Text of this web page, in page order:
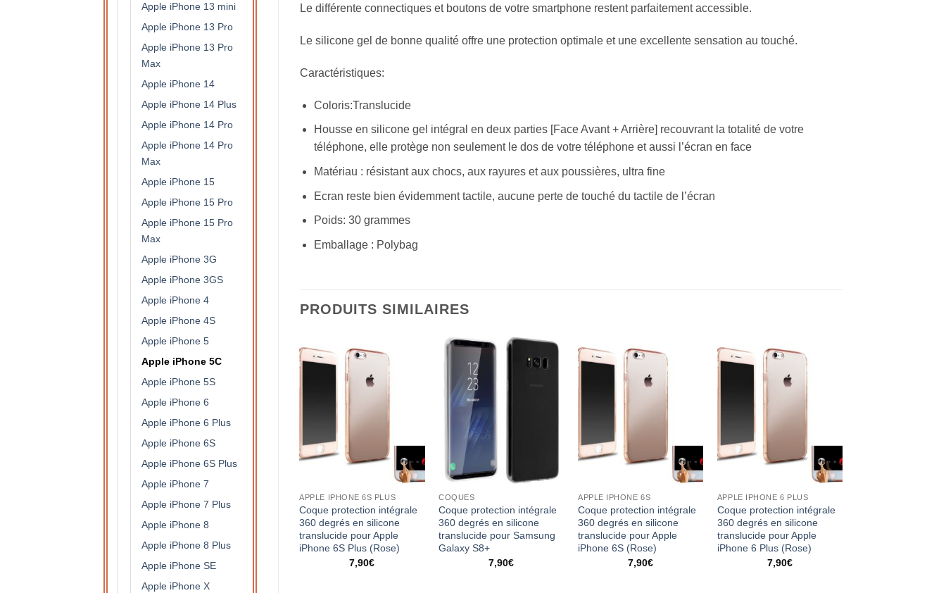
Apple iPhone 13 mini
Apple iPhone 13 Pro
Apple iPhone 13 Pro
Max
Apple iPhone 14
Apple iPhone 14 Plus
Apple iPhone 14 Pro
Apple iPhone 14 Pro
Max
Apple iPhone 15
Apple iPhone 15 Pro
Apple iPhone 15 Pro
Max
Apple iPhone 3G
Apple iPhone 3GS
Apple iPhone 4
Apple iPhone 4S
Apple iPhone 5
Apple iPhone 5C
Apple iPhone 5S
Apple iPhone 6
Apple iPhone 6 Plus
Apple iPhone 6S
Apple iPhone 6S Plus
Apple iPhone 7
Apple iPhone 7 Plus
Apple iPhone 8
Apple iPhone 8 Plus
Apple iPhone SE
Apple iPhone X
Le différente connectiques et boutons de votre smartphone restent parfaitement accessible.
Le silicone gel de bonne qualité offre une protection optimale et une excellente sensation au touché.
Caractéristiques:
Coloris:Translucide
Housse en silicone gel intégral en deux parties [Face Avant + Arrière] recouvrant la totalité de votre
téléphone, elle protège non seulement le dos de votre téléphone et aussi l’écran en face
Matériau : résistant aux chocs, aux rayures et aux poussières, ultra fine
Ecran reste bien évidemment tactile, aucune perte de touché du tactile de l’écran
Poids: 30 grammes
Emballage : Polybag
PRODUITS SIMILAIRES
APPLE IPHONE 6S PLUS
Coque protection intégrale
360 degrés en silicone
translucide pour Apple
iPhone 6S Plus (Rose)
7,90€
COQUES
Coque protection intégrale
360 degrés en silicone
translucide pour Samsung
Galaxy S8+
7,90€
APPLE IPHONE 6S
Coque protection intégrale
360 degrés en silicone
translucide pour Apple
iPhone 6S (Rose)
7,90€
APPLE IPHONE 6 PLUS
Coque protection intégrale
360 degrés en silicone
translucide pour Apple
iPhone 6 Plus (Rose)
7,90€
Coque protection intégrale
360 degrés en silicone
Galaxy S8
7,90